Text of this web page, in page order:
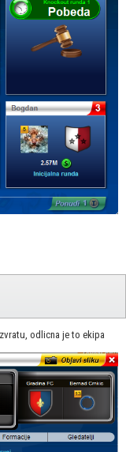
odlicna je to ekipa